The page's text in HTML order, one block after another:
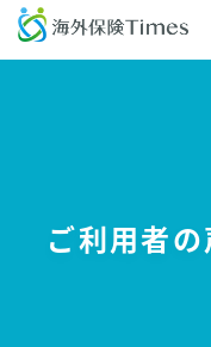
ご利用者の